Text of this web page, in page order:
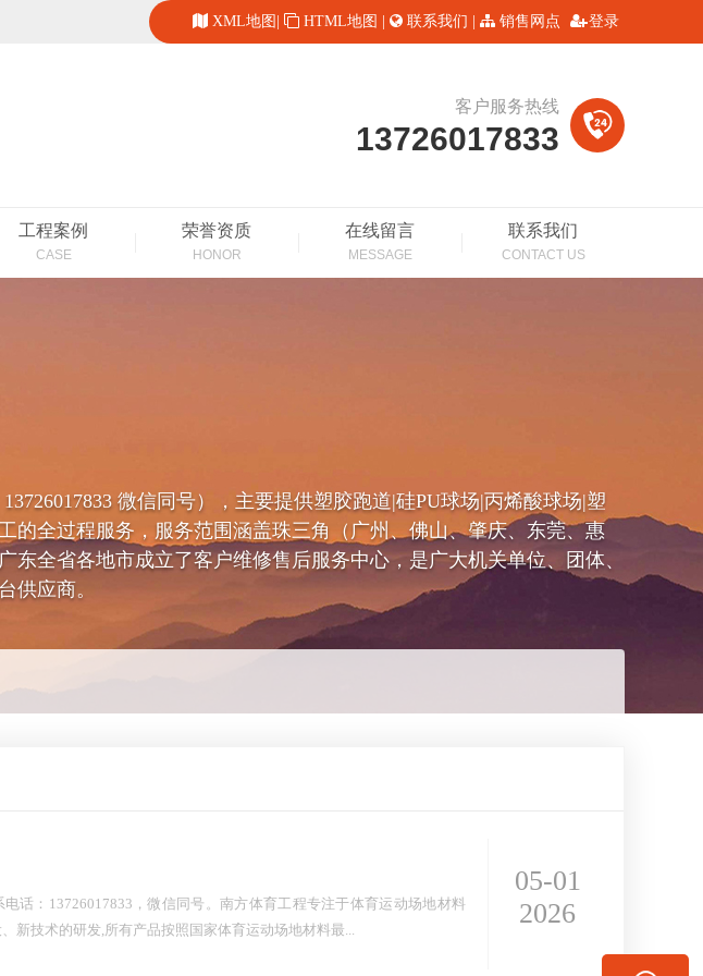
XML地图 HTML地图 联系我们 销售网点 登录
客户服务热线
13726017833
工程案例
CASE
荣誉资质
HONOR
在线留言
MESSAGE
联系我们
CONTACT US
微信同号），主要提供塑胶跑道|硅PU球场|丙烯酸球场|塑
的全过程服务，服务范围涵盖珠三角（广州、佛山、肇庆、东莞、惠
全省各地市成立了客户维修售后服务中心，是广大机关单位、团体、
供应商。
话：13726017833，微信同号。南方体育工程专注于体育运动场地材料
新技术的研发,所有产品按照国家体育运动场地材料最...
05-01
2026